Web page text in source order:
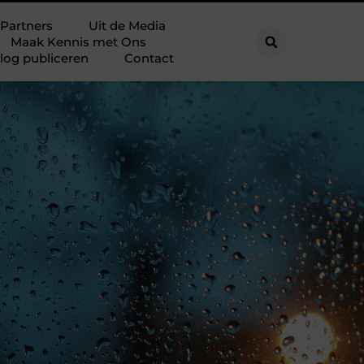
Partners
Uit de Media
Maak Kennis met Ons
publiceren
Contact